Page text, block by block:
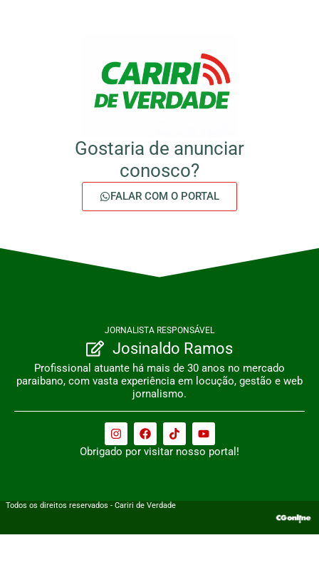
Gostaria de anunciar
conosco?
FALAR COM O PORTAL
JORNALISTA RESPONSÁVEL
Josinaldo Ramos
Profissional atuante há mais de 30 anos no mercado
paraibano, com vasta experiência em locução, gestão e web
jornalismo.
Obrigado por visitar nosso portal!
Todos os direitos reservados - Cariri de Verdade